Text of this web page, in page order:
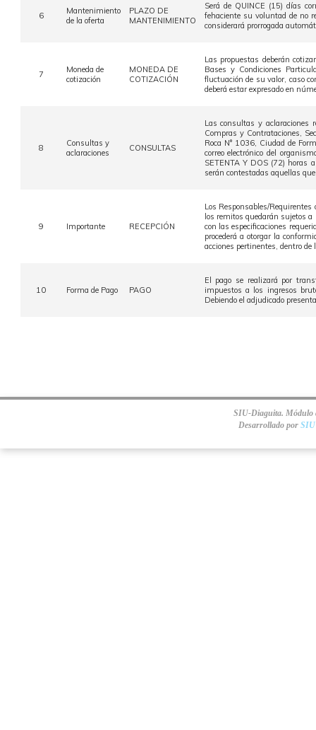
6
Mantenimiento
de la oferta
PLAZO DE
MANTENIMIENTO
Será de QUINCE (15) días
fehaciente su voluntad de no
considerará prorrogada
7
Moneda de
cotización
MONEDA DE
COTIZACIÓN
Las propuestas deberán
Bases y Condiciones
fluctuación de su valor, caso
deberá estar expresado en
8
Consultas y
aclaraciones
CONSULTAS
Las consultas y aclaraciones
Compras y Contrataciones,
Roca N° 1036, Ciudad de
correo electrónico del
SETENTA Y DOS (72) horas
serán contestadas aquellas
9 Importante RECEPCIÓN
Los Responsables/
los remitos quedarán sujetos
con las especificaciones
procederá a otorgar la
acciones pertinentes, dentro de
10 Forma de Pago PAGO
El pago se realizará por
impuestos a los ingresos
Debiendo el adjudicado
SIU-Diaguita. Módulo
Desarrollado por SIU